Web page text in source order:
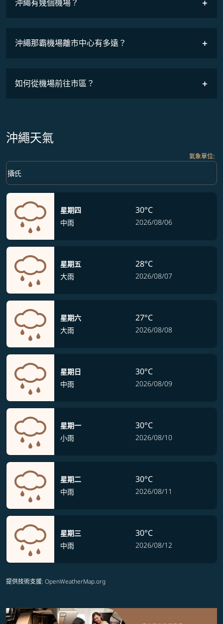
沖繩有幾個機場？
沖繩那霸機場離市中心有多遠？
如何從機場前往市區？
沖繩天氣
氣象單位:
Weather unit option 攝氏 Selected
攝氏
keyboard_arrow_down
星期四
中雨
30°C
2026/08/06
星期五
大雨
28°C
2026/08/07
星期六
大雨
27°C
2026/08/08
星期日
中雨
30°C
2026/08/09
星期一
小雨
30°C
2026/08/10
星期二
中雨
30°C
2026/08/11
星期三
中雨
30°C
2026/08/12
提供技術支援: OpenWeatherMap.org